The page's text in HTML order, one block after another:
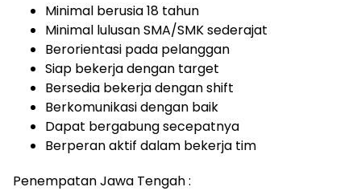
Minimal berusia 18 tahun
Minimal lulusan SMA/SMK sederajat
Berorientasi pada pelanggan
Siap bekerja dengan target
Bersedia bekerja dengan shift
Berkomunikasi dengan baik
Dapat bergabung secepatnya
Berperan aktif dalam bekerja tim
Penempatan Jawa Tengah :